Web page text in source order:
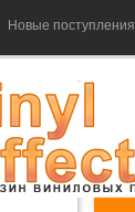
Новые поступления